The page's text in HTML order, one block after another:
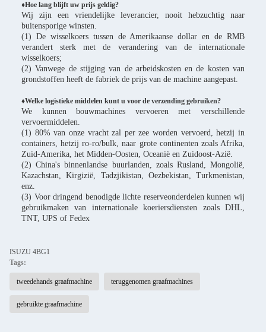
♦Hoe lang blijft uw prijs geldig?
Wij zijn een vriendelijke leverancier, nooit hebzuchtig naar
buitensporige winsten.
(1) De wisselkoers tussen de Amerikaanse dollar en de RMB
verandert sterk met de verandering van de internationale
wisselkoers;
(2) Vanwege de stijging van de arbeidskosten en de kosten van
grondstoffen heeft de fabriek de prijs van de machine aangepast.
♦Welke logistieke middelen kunt u voor de verzending gebruiken?
We kunnen bouwmachines vervoeren met verschillende
vervoermiddelen.
(1) 80% van onze vracht zal per zee worden vervoerd, hetzij in
containers, hetzij ro-ro/bulk, naar grote continenten zoals Afrika,
Zuid-Amerika, het Midden-Oosten, Oceanië en Zuidoost-Azië.
(2) China's binnenlandse buurlanden, zoals Rusland, Mongolië,
Kazachstan, Kirgizië, Tadzjikistan, Oezbekistan, Turkmenistan,
enz.
(3) Voor dringend benodigde lichte reserveonderdelen kunnen wij
gebruikmaken van internationale koeriersdiensten zoals DHL,
TNT, UPS of Fedex
ISUZU 4BG1
Tags:
tweedehands graafmachine teruggenomen graafmachines
gebruikte graafmachine